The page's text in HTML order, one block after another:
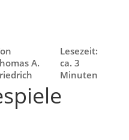
A.
Lesezeit:
ca. 3
Minuten